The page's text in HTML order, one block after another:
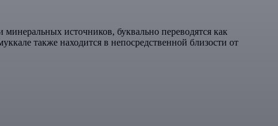
источников, буквально переводятся как
также находится в непосредственной близости от